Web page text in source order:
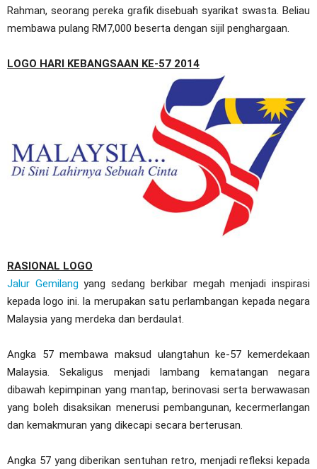
Rahman, seorang pereka grafik disebuah syarikat swasta. Beliau
membawa pulang RM7,000 beserta dengan sijil penghargaan.
LOGO HARI KEBANGSAAN KE-57 2014
RASIONAL LOGO
Jalur Gemilang yang sedang berkibar megah menjadi inspirasi
kepada logo ini. Ia merupakan satu perlambangan kepada negara
Malaysia yang merdeka dan berdaulat.
Angka 57 membawa maksud ulangtahun ke-57 kemerdekaan
Malaysia. Sekaligus menjadi lambang kematangan negara
dibawah kepimpinan yang mantap, berinovasi serta berwawasan
yang boleh disaksikan menerusi pembangunan, kecermerlangan
dan kemakmuran yang dikecapi secara berterusan.
Angka 57 yang diberikan sentuhan retro, menjadi refleksi kepada